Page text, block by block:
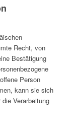
Recht, von
Bestätigung
Person
kann sie sich
Verarbeitung